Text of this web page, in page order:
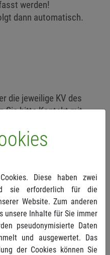
werden!
dann automatisch.
die jeweilige KV des
Sie bitte Kontakt mit
im
benötigt die
Bankverbindung für
Informationen für
die KV Bayern.
Diese haben zwei
sie erforderlich für die
Website. Zum anderen
unsere Inhalte für Sie immer
pseudonymisierte Daten
und ausgewertet. Das
der Cookies können Sie